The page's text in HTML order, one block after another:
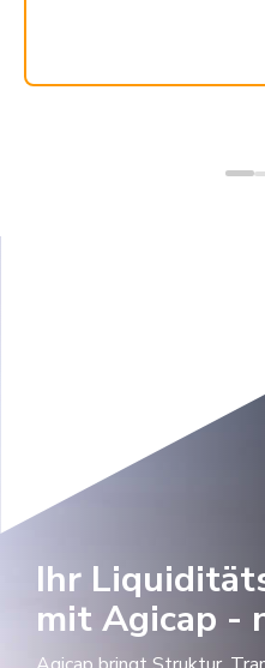
Ihr
mit Agicap -